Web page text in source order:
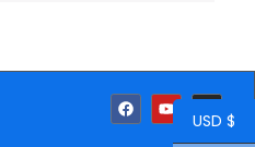
USD $